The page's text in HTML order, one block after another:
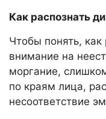
Как распознать
Чтобы понять, как
внимание на
моргание,
по краям лица,
несоответствие